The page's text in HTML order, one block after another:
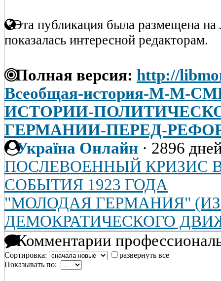
Эта публикация была размещена на
показалась интересной редакторам.
Полная версия: http://
Всеобщая-история-М-М-
ИСТОРИИ-
ГЕРМАНИИ-ПЕРЕД-
Україна Онлайн · 2896
ПОСЛЕВОЕННЫЙ КРИЗИС
СОБЫТИЯ 1923 ГОДА
"МОЛОДАЯ ГЕРМАНИЯ"
ДЕМОКРАТИЧЕСКОГО
Комментарии
Сортировка:
развернуть все
Показывать по: